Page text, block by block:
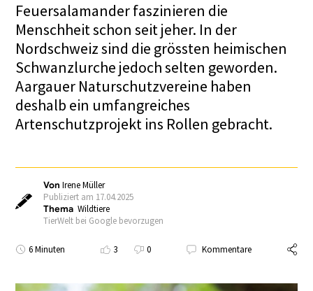
Feuersalamander faszinieren die
Menschheit schon seit jeher. In der
Nordschweiz sind die grössten heimischen
Schwanzlurche jedoch selten geworden.
Aargauer Naturschutzvereine haben
deshalb ein umfangreiches
Artenschutzprojekt ins Rollen gebracht.
VonIrene Müller
Publiziert am 17.04.2025
Thema Wildtiere
TierWelt bei Google bevorzugen
6 Minuten 3 0 Kommentare